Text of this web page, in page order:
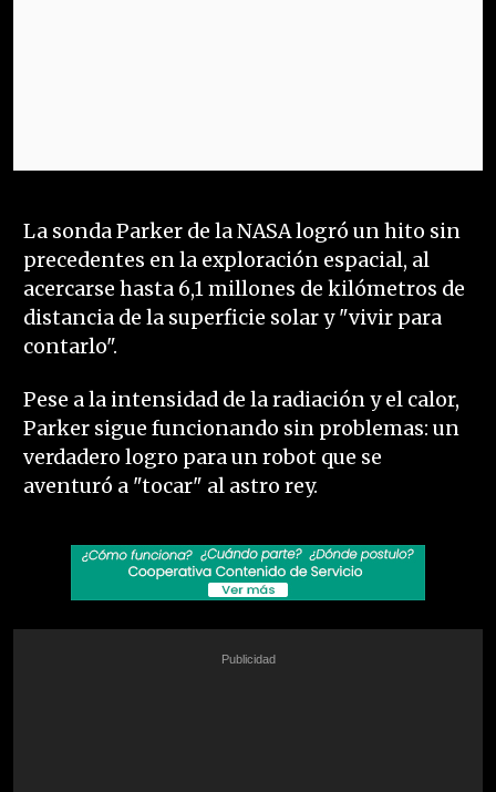
La sonda Parker de la NASA logró un hito sin
precedentes en la exploración espacial, al
acercarse hasta 6,1 millones de kilómetros de
distancia de la superficie solar y "vivir para
contarlo".
Pese a la intensidad de la radiación y el calor,
Parker sigue funcionando sin problemas: un
verdadero logro para un robot que se
aventuró a "tocar" al astro rey.